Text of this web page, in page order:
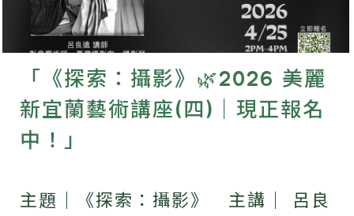
「《探索：攝影》🌿2026 美麗
新宜蘭藝術講座(四)｜現正報名
中！」
主題｜《探索：攝影》 主講｜ 呂良